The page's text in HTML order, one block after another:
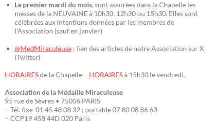
Le premier mardi du mois, sont assurées dans la Chapelle les
messes de la NEUVAINE à 10h30, 12h30 ou 15h30. Elles sont
célébrées aux intentions données par les membres de
l’Association (sauf en janvier)
@MedMiraculeuse : lien des articles de notre Association sur X
(Twitter)
HORAIRESde la Chapelle – HORAIRESà 15h30 le vendredi.
Association de la Médaille Miraculeuse
95 rue de Sèvres • 75006 PARIS
– Tél. fixe 01 45 48 08 32 ; portable 07 80 08 86 63
– CCP19 458 44D 020 Paris